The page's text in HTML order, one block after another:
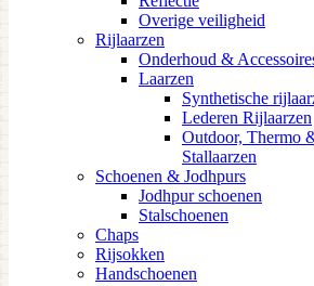
Overige veiligheid
Rijlaarzen
Onderhoud &
Laarzen
Synthetische
Lederen Rijlaarzen
Outdoor, Thermo
Stallaarzen
Schoenen & Jodhpurs
Jodhpur schoenen
Stalschoenen
Chaps
Rijsokken
Handschoenen